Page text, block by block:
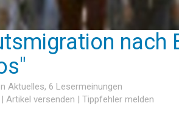
nach
Aktuelles, 6 Lesermeinungen
| Artikel versenden | Tippfehler melden